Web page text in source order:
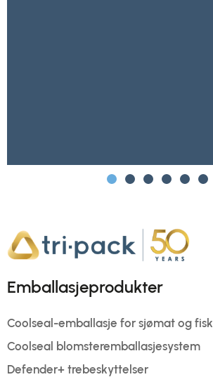
Emballasjeprodukter
Coolseal-emballasje for sjømat og fisk
Coolseal blomsteremballasjesystem
Defender+ trebeskyttelser